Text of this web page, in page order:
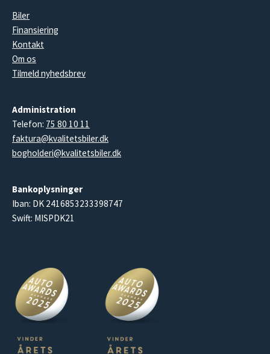
Biler
Finansiering
Kontakt
Om os
Tilmeld nyhedsbrev
Administration
Telefon: 75 80 10 11
faktura@kvalitetsbiler.dk
bogholderi@kvalitetsbiler.dk
Bankoplysninger
Iban: DK 2416853233398747
Swift: MISPDK21